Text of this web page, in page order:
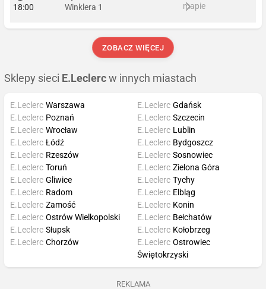
18:00
Winklera 1
mapie
ZOBACZ WIĘCEJ
Sklepy sieci E.Leclerc w innych miastach
E.Leclerc Warszawa
E.Leclerc Poznań
E.Leclerc Wrocław
E.Leclerc Łódź
E.Leclerc Gdańsk
E.Leclerc Szczecin
E.Leclerc Lublin
E.Leclerc Bydgoszcz
E.Leclerc Rzeszów
E.Leclerc Toruń
E.Leclerc Gliwice
E.Leclerc Radom
E.Leclerc Sosnowiec
E.Leclerc Zielona Góra
E.Leclerc Tychy
E.Leclerc Elbląg
E.Leclerc Zamość
E.Leclerc Ostrów Wielkopolski
E.Leclerc Słupsk
E.Leclerc Chorzów
E.Leclerc Konin
E.Leclerc Bełchatów
E.Leclerc Kołobrzeg
E.Leclerc Ostrowiec
Świętokrzyski
REKLAMA